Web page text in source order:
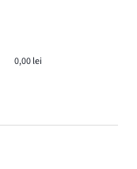
0,00 lei